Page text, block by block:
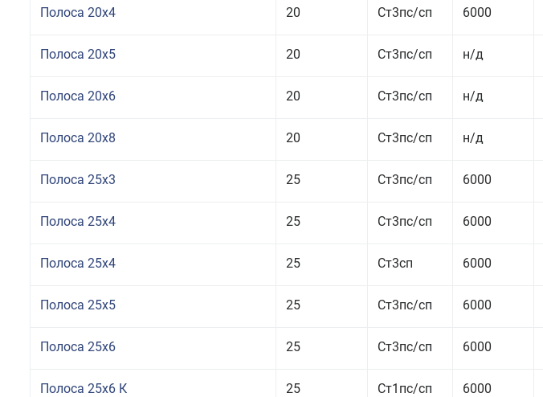
Полоса 20x4 20 Ст3пс/сп 6000
Полоса 20x5 20 Ст3пс/сп н/д
Полоса 20x6 20 Ст3пс/сп н/д
Полоса 20x8 20 Ст3пс/сп н/д
Полоса 25x3 25 Ст3пс/сп 6000
Полоса 25x4 25 Ст3пс/сп 6000
Полоса 25x4 25 Ст3сп 6000
Полоса 25x5 25 Ст3пс/сп 6000
Полоса 25x6 25 Ст3пс/сп 6000
Полоса 25x6 К 25 Ст1пс/сп 6000